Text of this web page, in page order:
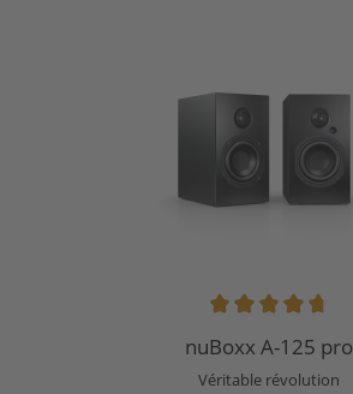
Note moyenne de 4.83 sur 5 étoiles
nuBoxx A-125 pro
Véritable révolution